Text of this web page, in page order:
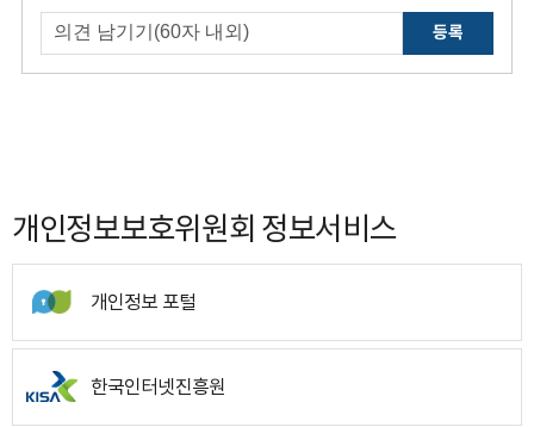
등록
개인정보보호위원회 정보서비스
개인정보 포털
한국인터넷진흥원